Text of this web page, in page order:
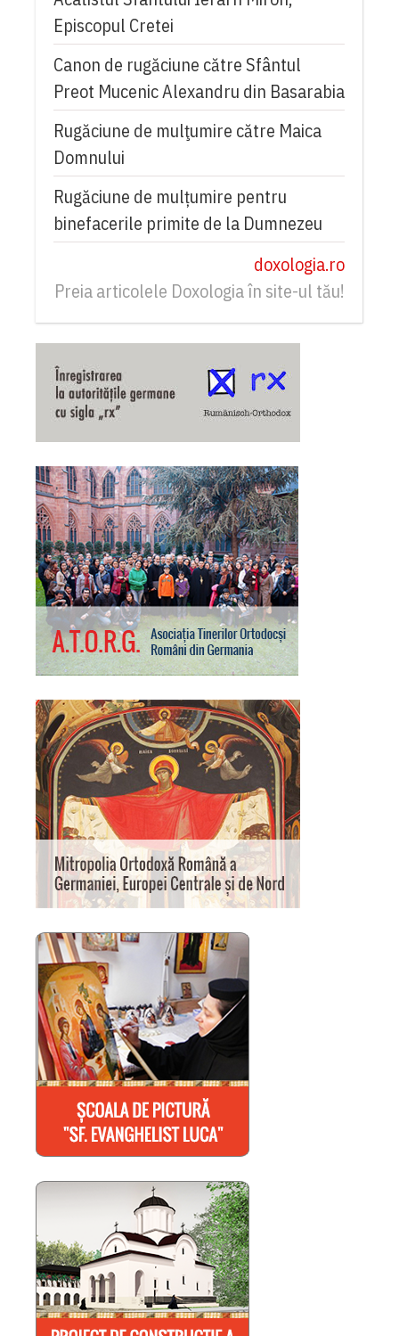
Episcopul Cretei
Canon de rugăciune către Sfântul
Preot Mucenic Alexandru din Basarabia
Rugăciune de mulţumire către Maica
Domnului
Rugăciune de mulțumire pentru
binefacerile primite de la Dumnezeu
doxologia.ro
Preia articolele Doxologia în site-ul tău!